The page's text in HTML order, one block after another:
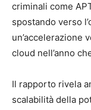
criminali come
spostando verso
un’accelerazione
cloud nell’anno
Il rapporto rivela
scalabilità della